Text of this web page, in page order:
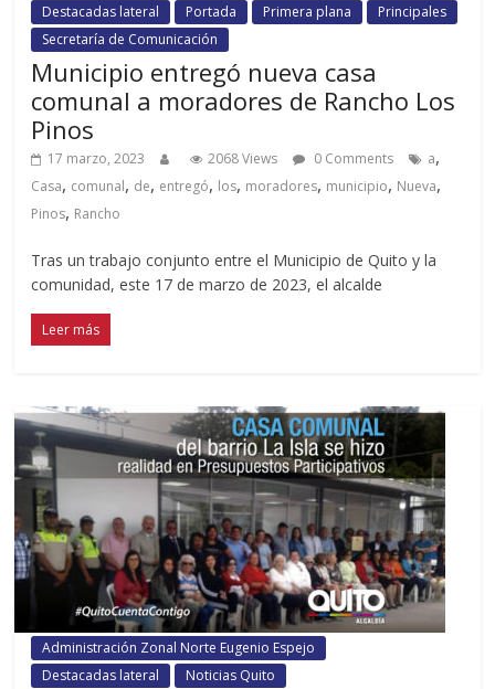
Destacadas lateral
Portada Primera plana
Principales
Secretaría de Comunicación
Municipio entregó nueva casa
comunal a moradores de Rancho Los
Pinos
17 marzo, 2023 2068 Views 0 Comments a,
Casa, comunal, de, entregó, los, moradores, municipio, Nueva,
Pinos, Rancho
Tras un trabajo conjunto entre el Municipio de Quito y la
comunidad, este 17 de marzo de 2023, el alcalde
Leer más
Administración Zonal Norte Eugenio Espejo
Destacadas lateral
Noticias Quito